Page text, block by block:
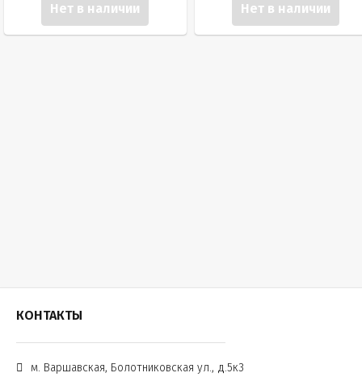
Нет в наличии Нет в наличии
КОНТАКТЫ
м. Варшавская, Болотниковская ул., д.5к3